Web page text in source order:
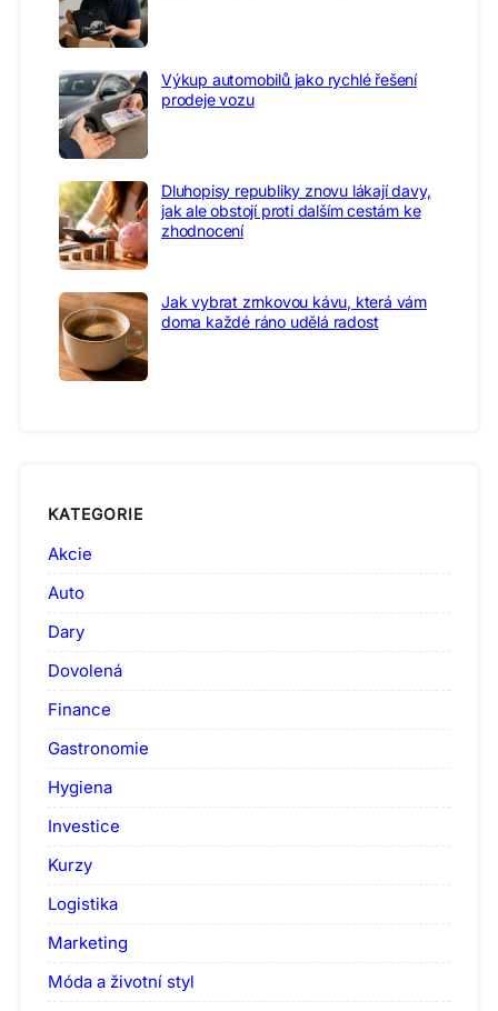
Výkup automobilů jako rychlé řešení
prodeje vozu
Dluhopisy republiky znovu lákají davy,
jak ale obstojí proti dalším cestám ke
zhodnocení
Jak vybrat zrnkovou kávu, která vám
doma každé ráno udělá radost
KATEGORIE
Akcie
Auto
Dary
Dovolená
Finance
Gastronomie
Hygiena
Investice
Kurzy
Logistika
Marketing
Móda a životní styl